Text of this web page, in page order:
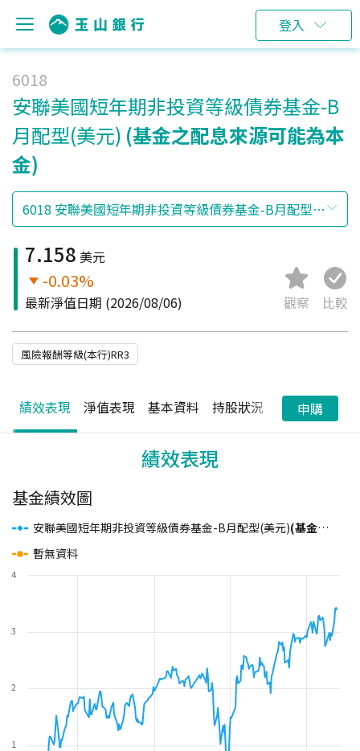
登入
6018
安聯美國短年期非投資等級債券基金-B
月配型(美元) (基金之配息來源可能為本
金)
7.158 美元
-0.03%
最新淨值日期 (2026/08/06) 觀察 比較
風險報酬等級(本行)RR3
績效表現 淨值表現 基本資料 持股狀況 配息狀況
申購
績效表現
基金績效圖
安聯美國短年期非投資等級債券基金-B月配型(美元)(基金之配息來源可能為本金)
暫無資料
1
2
3
4